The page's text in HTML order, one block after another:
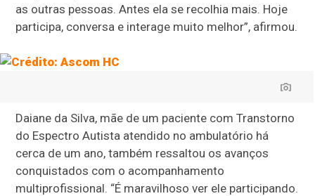
as outras pessoas. Antes ela se recolhia mais. Hoje
participa, conversa e interage muito melhor”, afirmou.
Daiane da Silva, mãe de um paciente com Transtorno
do Espectro Autista atendido no ambulatório há
cerca de um ano, também ressaltou os avanços
conquistados com o acompanhamento
multiprofissional. “É maravilhoso ver ele participando.